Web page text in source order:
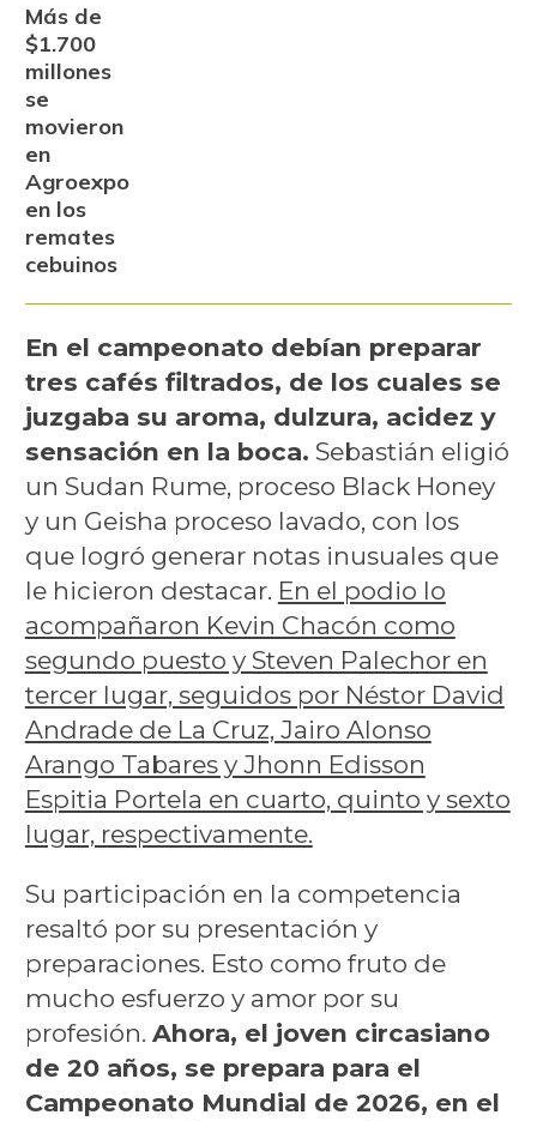
Más de
$1.700
millones
se
movieron
en
Agroexpo
en los
remates
cebuinos
En el campeonato debían preparar
tres cafés filtrados, de los cuales se
juzgaba su aroma, dulzura, acidez y
sensación en la boca. Sebastián eligió
un Sudan Rume, proceso Black Honey
y un Geisha proceso lavado, con los
que logró generar notas inusuales que
le hicieron destacar. En el podio lo
acompañaron Kevin Chacón como
segundo puesto y Steven Palechor en
tercer lugar, seguidos por Néstor David
Andrade de La Cruz, Jairo Alonso
Arango Tabares y Jhonn Edisson
Espitia Portela en cuarto, quinto y sexto
lugar, respectivamente.
Su participación en la competencia
resaltó por su presentación y
preparaciones. Esto como fruto de
mucho esfuerzo y amor por su
profesión. Ahora, el joven circasiano
de 20 años, se prepara para el
Campeonato Mundial de 2026, en el